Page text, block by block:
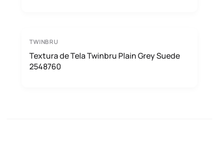
TWINBRU
Textura de Tela Twinbru Plain Grey Suede
2548760